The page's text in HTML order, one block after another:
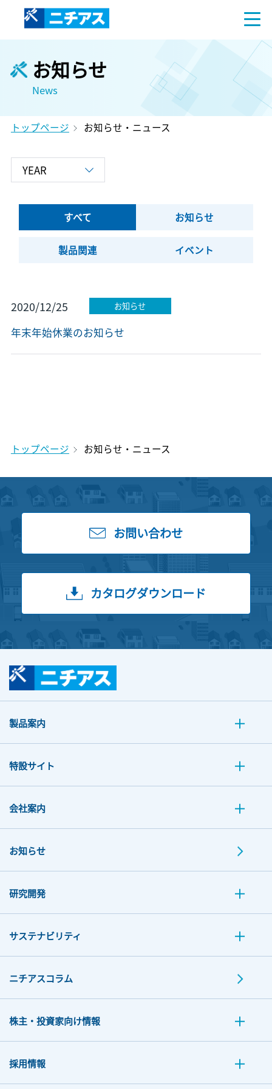
お知らせ
News
トップページ お知らせ・ニュース
すべて お知らせ
製品関連 イベント
2020/12/25 お知らせ
年末年始休業のお知らせ
トップページ お知らせ・ニュース
お問い合わせ
カタログダウンロード
製品案内
特設サイト
会社案内
お知らせ
研究開発
サステナビリティ
ニチアスコラム
株主・投資家向け情報
採用情報